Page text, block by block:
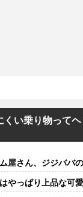
くい乗り物って
ム屋さん、ジジバ
やっぱり上品な可